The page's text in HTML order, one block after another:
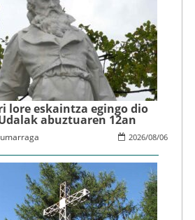
lore eskaintza egingo dio
abuztuaren 12an
2026/08/06